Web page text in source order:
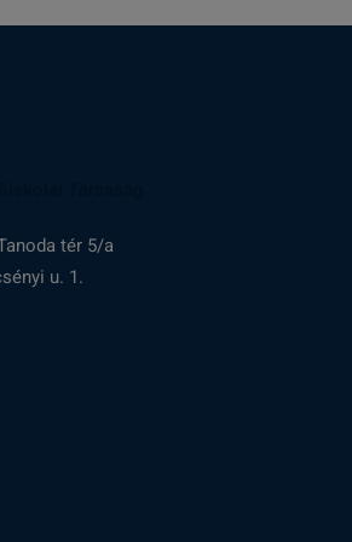
tér 5/a
u. 1.